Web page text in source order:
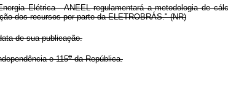
Elétrica - ANEEL regulamentará a metodologia de
dos recursos por parte da ELETROBRÁS." (NR)
de sua publicação.
e 115oda República.